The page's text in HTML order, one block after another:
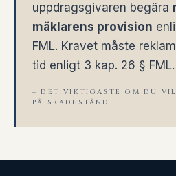
uppdragsgivaren begära
mäklarens provision
FML. Kravet måste
tid enligt 3 kap. 26 § FML.
– DET VIKTIGASTE OM DU
PÅ SKADESTÅND